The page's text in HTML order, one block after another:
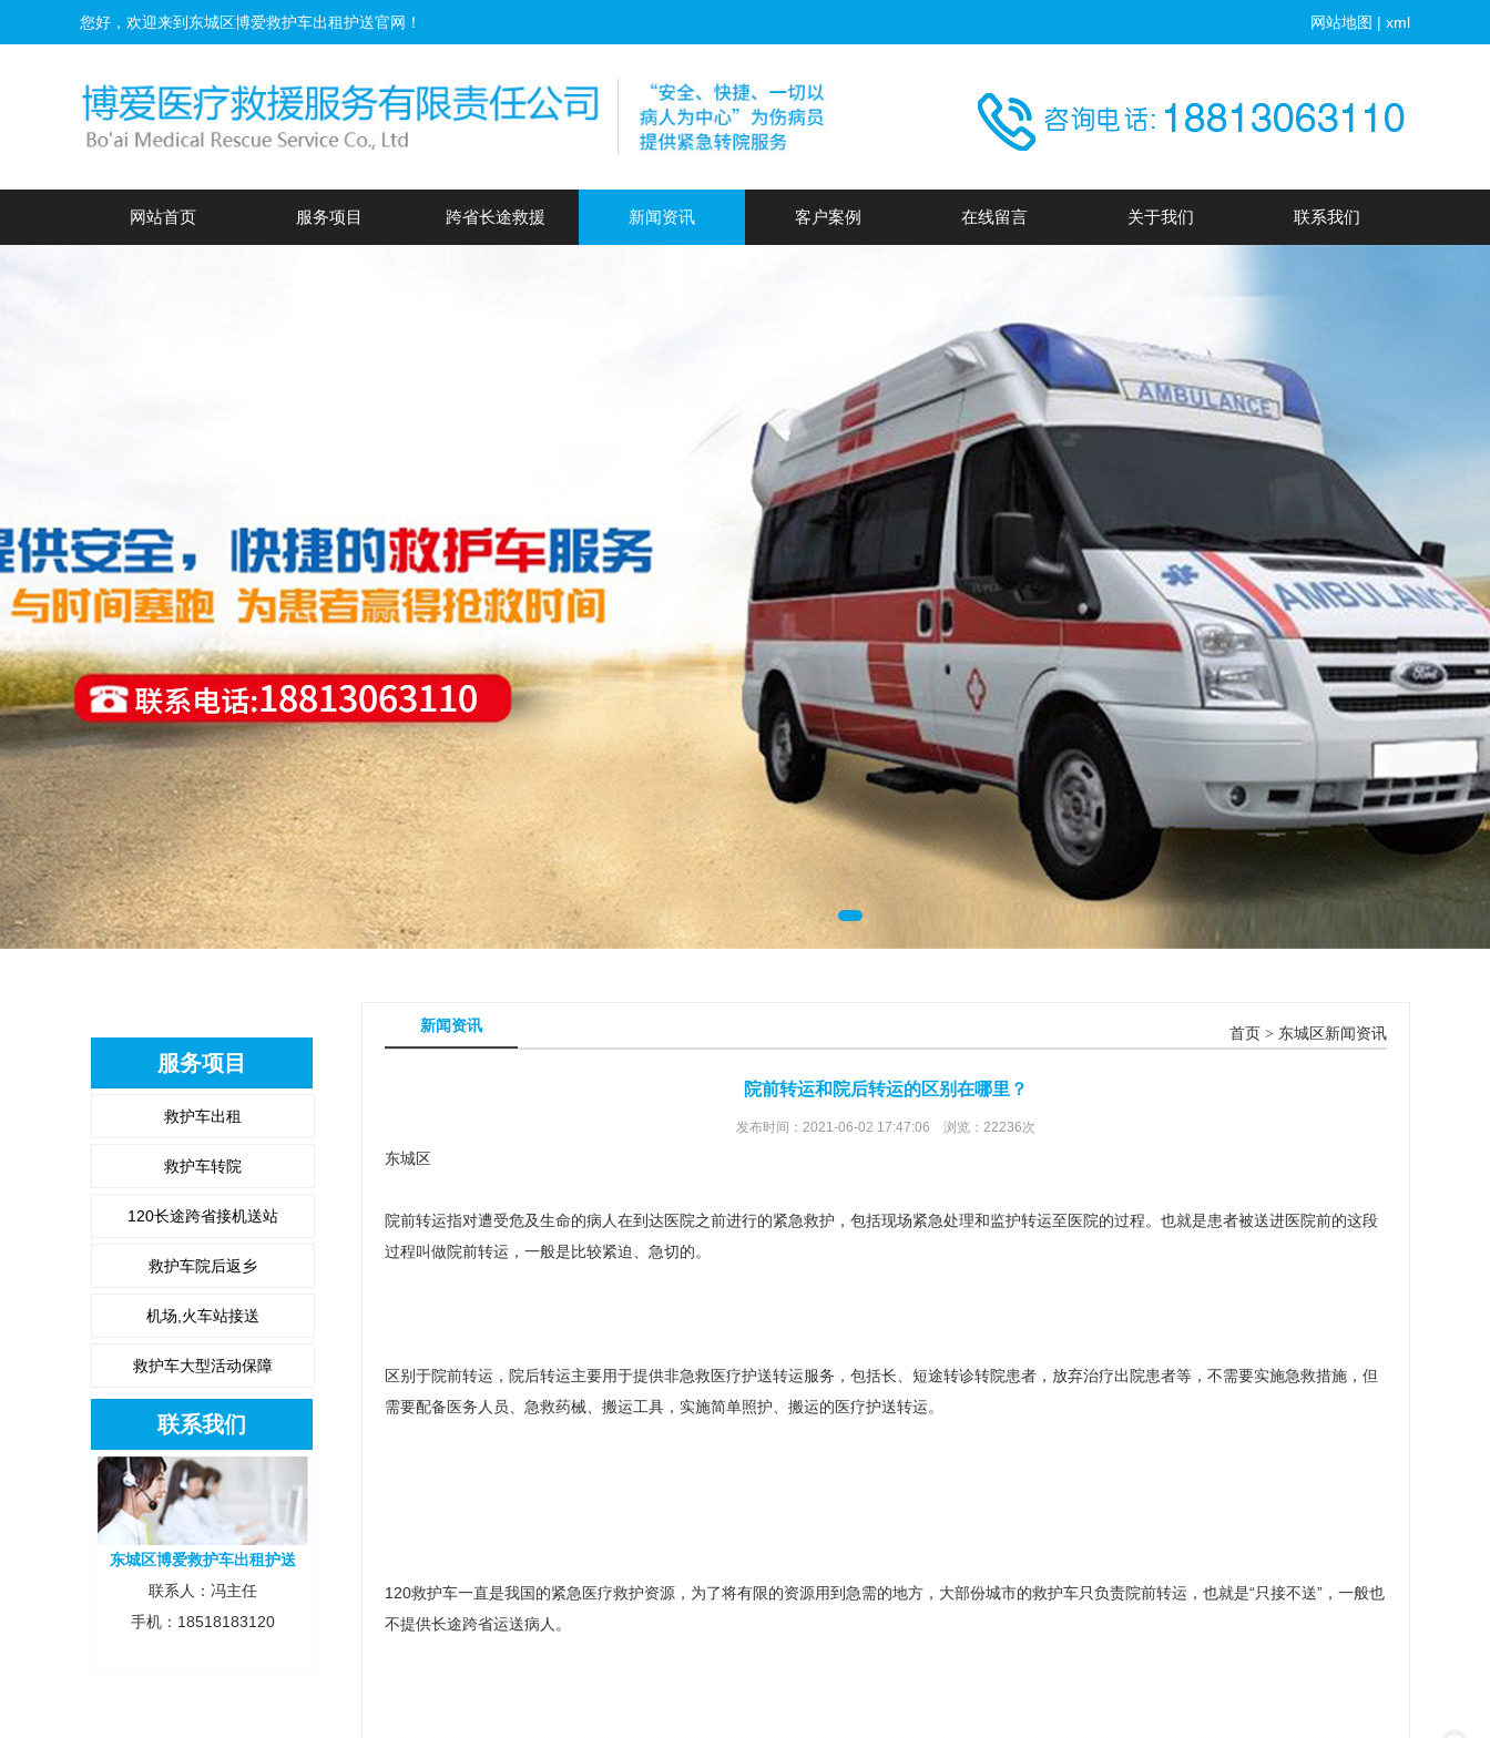
您好，欢迎来到东城区博爱救护车出租护送官网！ 网站地图 | xml
网站首页 服务项目 跨省长途救援 新闻资讯 客户案例 在线留言 关于我们 联系我们
服务项目
救护车出租
救护车转院
120长途跨省接机送站
救护车院后返乡
机场,火车站接送
救护车大型活动保障
联系我们
东城区博爱救护车出租护送
联系人：冯主任
手机：18518183120
新闻资讯 首页 > 东城区新闻资讯
院前转运和院后转运的区别在哪里？
发布时间：2021-06-02 17:47:06 浏览：22236次
东城区
院前转运指对遭受危及生命的病人在到达医院之前进行的紧急救护，包括现场紧急处理和监护转运至医院的过程。也就是患者被送进医院前的这段
过程叫做院前转运，一般是比较紧迫、急切的。
区别于院前转运，院后转运主要用于提供非急救医疗护送转运服务，包括长、短途转诊转院患者，放弃治疗出院患者等，不需要实施急救措施，但
需要配备医务人员、急救药械、搬运工具，实施简单照护、搬运的医疗护送转运。
120救护车一直是我国的紧急医疗救护资源，为了将有限的资源用到急需的地方，大部份城市的救护车只负责院前转运，也就是“只接不送”，一般也
不提供长途跨省运送病人。